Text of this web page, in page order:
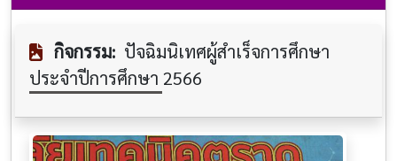
กิจกรรม: ปัจฉิมนิเทศผู้สำเร็จการศึกษา
ประจำปีการศึกษา 2566